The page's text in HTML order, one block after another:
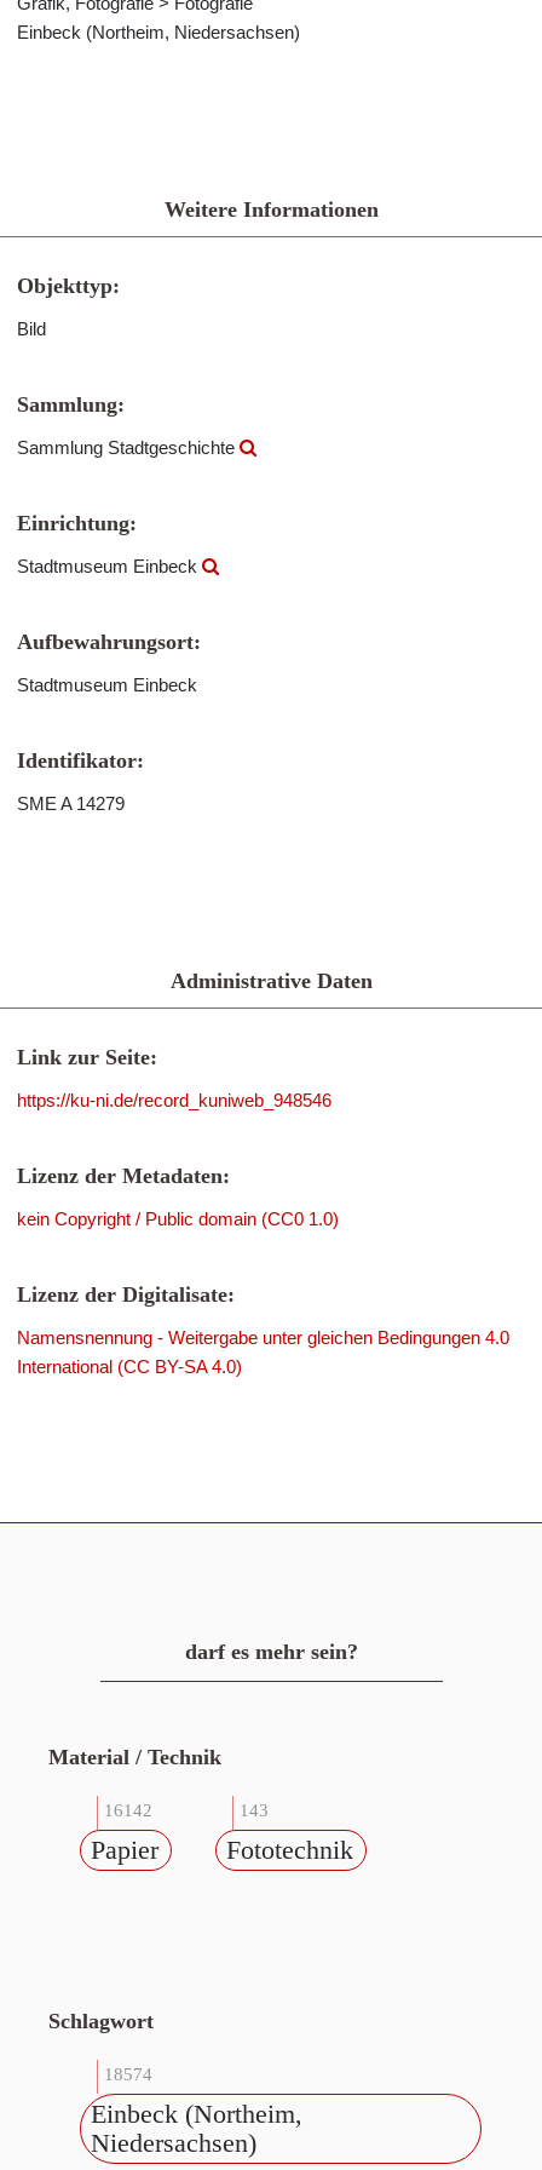
Einbeck (Northeim, Niedersachsen)
Weitere Informationen
Objekttyp:
Bild
Sammlung:
Sammlung Stadtgeschichte
Einrichtung:
Stadtmuseum Einbeck
Aufbewahrungsort:
Stadtmuseum Einbeck
Identifikator:
SME A 14279
Administrative Daten
Link zur Seite:
https://ku-ni.de/record_kuniweb_948546
Lizenz der Metadaten:
kein Copyright / Public domain (CC0 1.0)
Lizenz der Digitalisate:
Namensnennung - Weitergabe unter gleichen Bedingungen 4.0
International (CC BY-SA 4.0)
darf es mehr sein?
Material / Technik
16142
Papier
143
Fototechnik
Schlagwort
18574
Einbeck (Northeim,
Niedersachsen)